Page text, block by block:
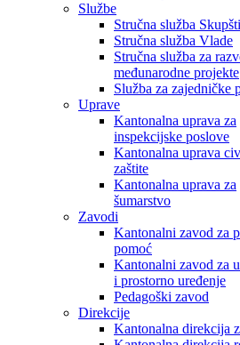
Službe
Stručna služba
Stručna služba Vlade
Stručna služba za
međunarodne projekte
Služba za zajedničke
Uprave
Kantonalna uprava za
inspekcijske poslove
Kantonalna uprava
zaštite
Kantonalna uprava za
šumarstvo
Zavodi
Kantonalni zavod za
pomoć
Kantonalni zavod za
i prostorno uređenje
Pedagoški zavod
Direkcije
Kantonalna direkcija